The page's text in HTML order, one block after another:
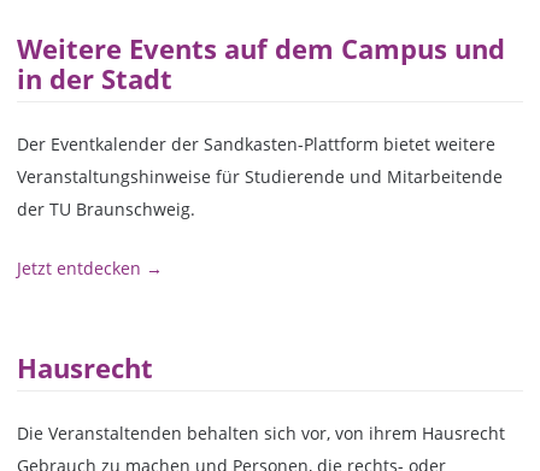
Weitere Events auf dem Campus und
in der Stadt
Der Eventkalender der Sandkasten-Plattform bietet weitere
Veranstaltungshinweise für Studierende und Mitarbeitende
der TU Braunschweig.
Jetzt entdecken →
Hausrecht
Die Veranstaltenden behalten sich vor, von ihrem Hausrecht
Gebrauch zu machen und Personen, die rechts- oder